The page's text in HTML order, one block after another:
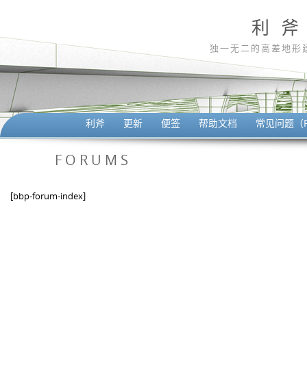
利 斧
独一无二的高差地形
利斧 更新 便签 帮助文档 常见问题（
FORUMS
[bbp-forum-index]